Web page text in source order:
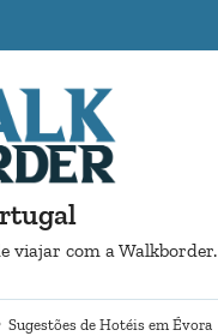
viajar com a Walkborder.
Sugestões de Hotéis em Évora